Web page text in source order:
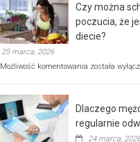
bezpłatna
akcja
profilaktyczna
w
już
kwietnia!
Czy można
poczucia, że
diecie?
25 marca, 2026
Możliwość komentowania Czy
poczucia,
że
została
Dlaczego
regularnie
24 marca, 2026